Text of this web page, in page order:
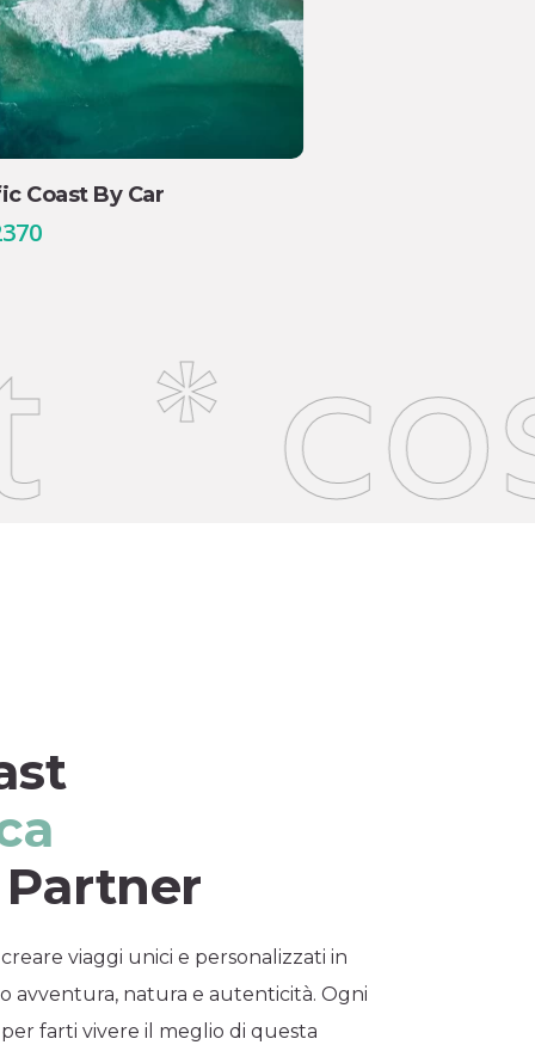
Coast By Car
viaggi unici e personalizzati in
avventura, natura e autenticità. Ogni
farti vivere il meglio di questa